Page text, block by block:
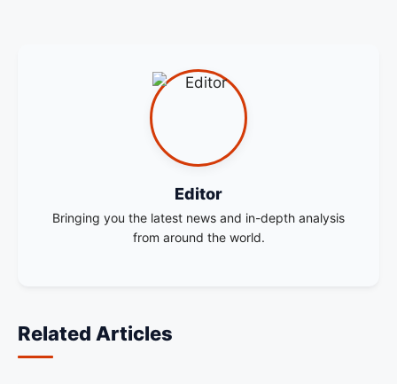
Editor
Bringing you the latest news and in-depth analysis
from around the world.
Related Articles